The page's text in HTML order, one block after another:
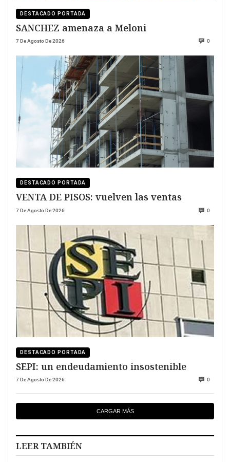
DESTACADO PORTADA
SANCHEZ amenaza a Meloni
7 De Agosto De 2026 0
DESTACADO PORTADA
VENTA DE PISOS: vuelven las ventas
7 De Agosto De 2026 0
DESTACADO PORTADA
SEPI: un endeudamiento insostenible
7 De Agosto De 2026 0
CARGAR MÁS
LEER TAMBIÉN